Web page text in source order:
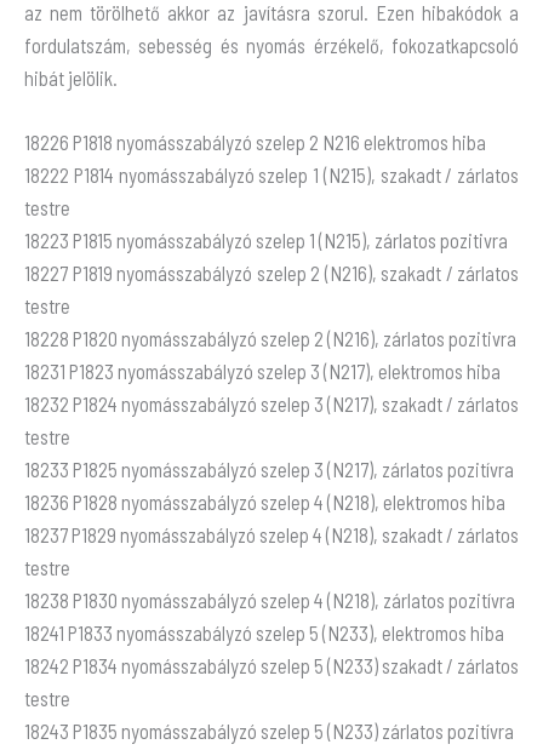
az nem törölhető akkor az javításra szorul. Ezen hibakódok a
fordulatszám, sebesség és nyomás érzékelő, fokozatkapcsoló
hibát jelölik.
18226 P1818 nyomásszabályzó szelep 2 N216 elektromos hiba
18222 P1814 nyomásszabályzó szelep 1 (N215), szakadt / zárlatos
testre
18223 P1815 nyomásszabályzó szelep 1 (N215), zárlatos pozitivra
18227 P1819 nyomásszabályzó szelep 2 (N216), szakadt / zárlatos
testre
18228 P1820 nyomásszabályzó szelep 2 (N216), zárlatos pozitivra
18231 P1823 nyomásszabályzó szelep 3 (N217), elektromos hiba
18232 P1824 nyomásszabályzó szelep 3 (N217), szakadt / zárlatos
testre
18233 P1825 nyomásszabályzó szelep 3 (N217), zárlatos pozitívra
18236 P1828 nyomásszabályzó szelep 4 (N218), elektromos hiba
18237 P1829 nyomásszabályzó szelep 4 (N218), szakadt / zárlatos
testre
18238 P1830 nyomásszabályzó szelep 4 (N218), zárlatos pozitívra
18241 P1833 nyomásszabályzó szelep 5 (N233), elektromos hiba
18242 P1834 nyomásszabályzó szelep 5 (N233) szakadt / zárlatos
testre
18243 P1835 nyomásszabályzó szelep 5 (N233) zárlatos pozitívra